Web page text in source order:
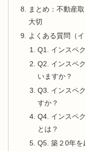
まとめ：不動産
大切
よくある質問（
Q1. インスペ
Q2. インスペ
いますか？
Q3. インスペ
すか？
Q4. インスペ
とは？
Q5. 築２0年を